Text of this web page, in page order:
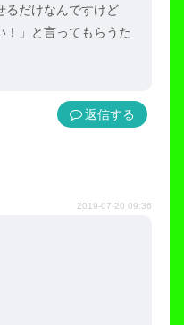
るだけなんですけど
」と言ってもらうた
返信
2019-07-20 09:36